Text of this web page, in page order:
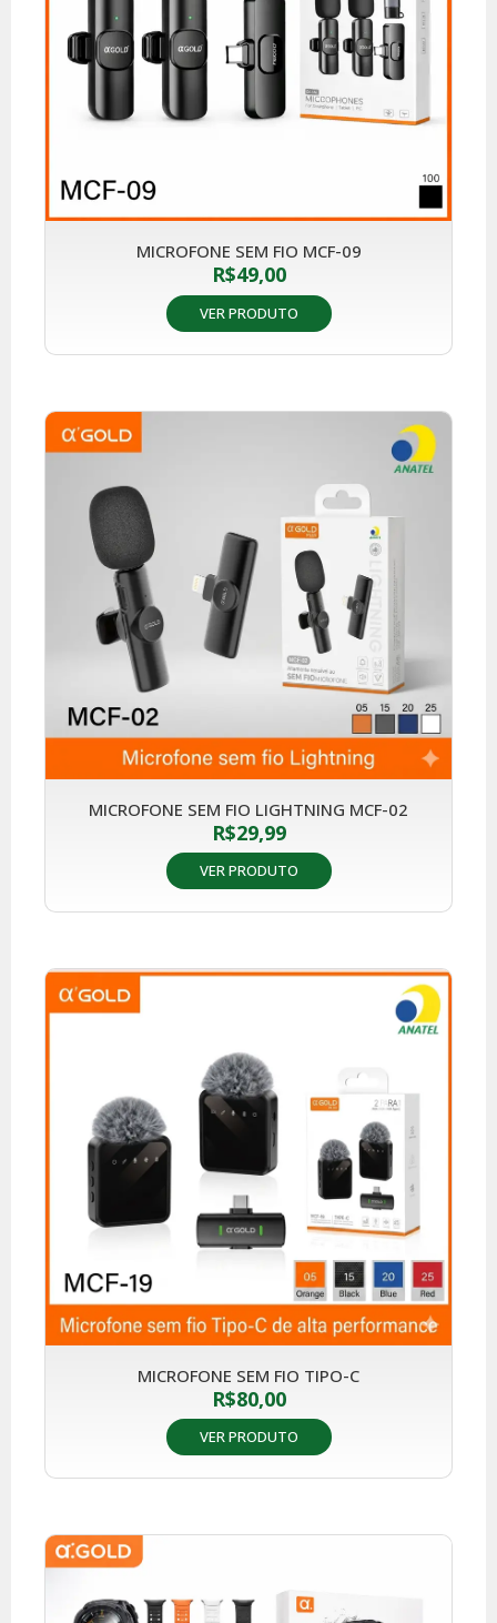
MICROFONE SEM FIO MCF-09
R$49,00
VER PRODUTO
MICROFONE SEM FIO LIGHTNING MCF-02
R$29,99
VER PRODUTO
MICROFONE SEM FIO TIPO-C
R$80,00
VER PRODUTO